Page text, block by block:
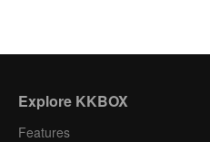
Explore KKBOX
Features